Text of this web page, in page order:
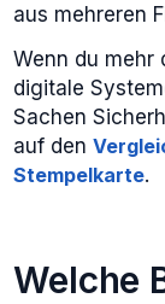
aus mehreren
Wenn du mehr
digitale
Sachen
auf den
Stempelkarte.
Welche